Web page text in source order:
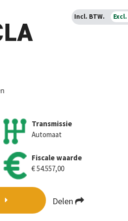
Transmissie
Automaat
Fiscale waarde
€ 54.557,00
Delen
Incl. BTW.